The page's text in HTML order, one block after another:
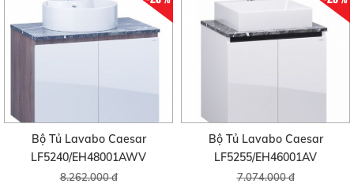
Bộ Tủ Lavabo Caesar
LF5240/EH48001AWV
8.262.000 đ
Bộ Tủ Lavabo Caesar
LF5255/EH46001AV
7.074.000 đ